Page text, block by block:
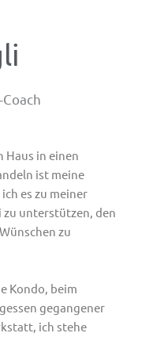
Haus in einen
ist meine
es zu meiner
zu unterstützen, den
zu
Kondo, beim
gegangener
ich stehe